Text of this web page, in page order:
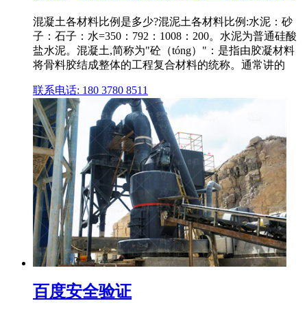
混凝土各材料比例是多少?混泥土各材料比例:水泥：砂
子：石子：水=350：792：1008：200。水泥为普通硅酸
盐水泥。混凝土,简称为"砼（tóng）"：是指由胶凝材料
将骨料胶结成整体的工程复合材料的统称。通常讲的
联系电话: 180 3780 8511
百度安全验证